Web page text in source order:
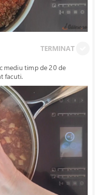
TERMINAT
mediu timp de 20 de
facuti.